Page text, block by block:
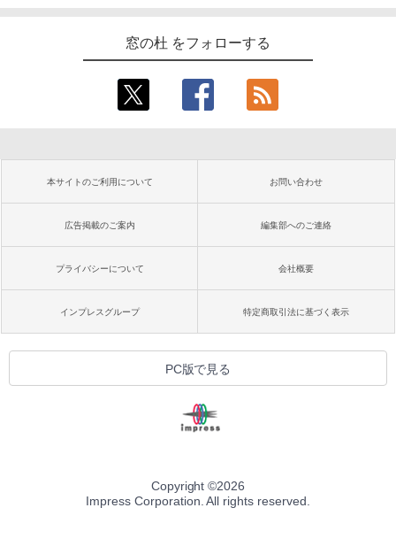
窓の杜 をフォローする
本サイトのご利用について お問い合わせ
広告掲載のご案内 編集部へのご連絡
プライバシーについて 会社概要
インプレスグループ 特定商取引法に基づく表示
PC版で見る
Copyright ©2026
Impress Corporation. All rights reserved.